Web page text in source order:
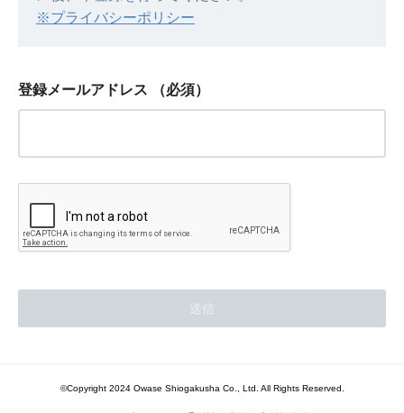
※プライバシーポリシー
登録メールアドレス （必須）
©Copyright 2024 Owase Shiogakusha Co., Ltd. All Rights Reserved.